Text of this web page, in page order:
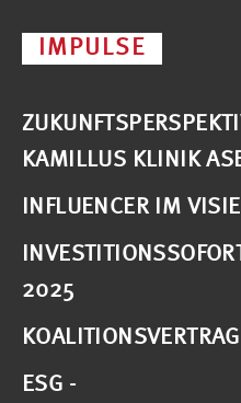
IMPULSE
KAMILLUS KLINIK
INFLUENCER IM
2025
KOALITIONSVERTRAG
ESG -